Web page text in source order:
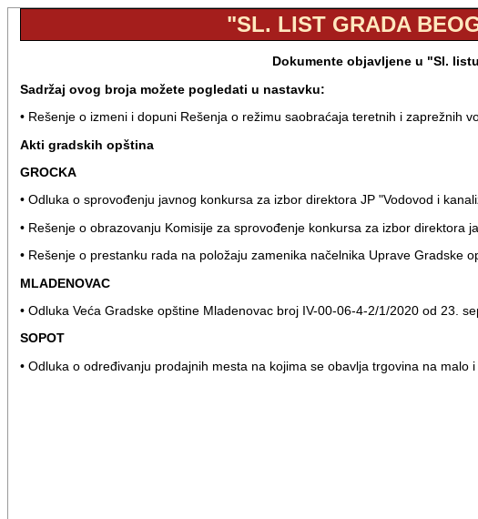
"SL. LIST GRADA
Dokumente objavljene u "Sl.
Sadržaj ovog broja možete pogledati u nastavku:
• Rešenje o izmeni i dopuni Rešenja o režimu saobraćaja teretnih i zaprežnih
Akti gradskih opština
GROCKA
• Odluka o sprovođenju javnog konkursa za izbor direktora JP "Vodovod i
• Rešenje o obrazovanju Komisije za sprovođenje konkursa za izbor direktora
• Rešenje o prestanku rada na položaju zamenika načelnika Uprave Gradske
MLADENOVAC
• Odluka Veća Gradske opštine Mladenovac broj IV-00-06-4-2/1/2020 od 23.
SOPOT
• Odluka o određivanju prodajnih mesta na kojima se obavlja trgovina na